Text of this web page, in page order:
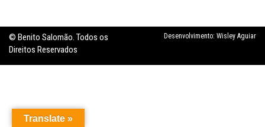
© Benito Salomão. Todos os
Direitos Reservados
Desenvolvimento: Wisley Aguiar
Translate »